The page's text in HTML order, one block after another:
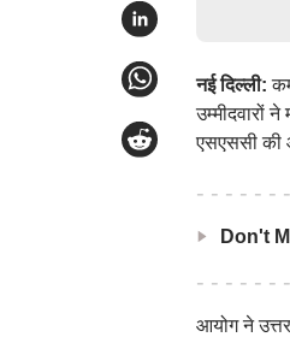
नई दिल्ली:
उम्मीदवारों
एसएससी की
Don't
आयोग ने